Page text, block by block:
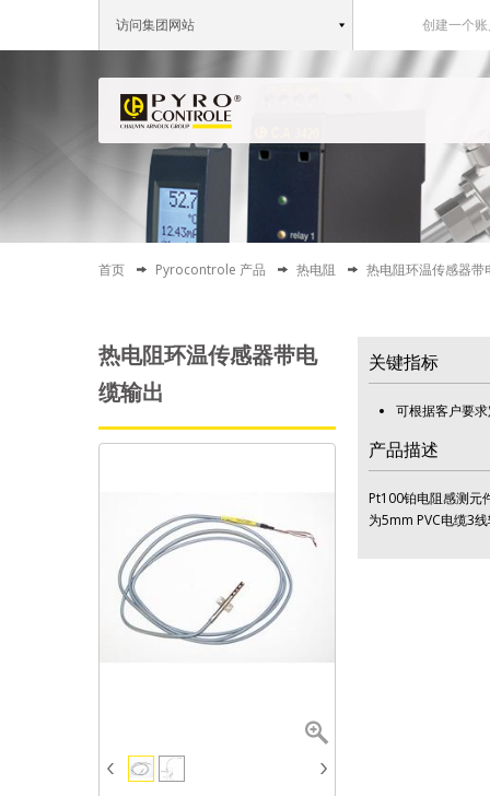
访问集团网站 创建一个
首页 Pyrocontrole 产品 热电阻 热电阻环温传感器带
热电阻环温传感器带电
缆输出
关键指标
可根据客户要
产品描述
Pt100铂电阻感测元
为5mm PVC电缆3